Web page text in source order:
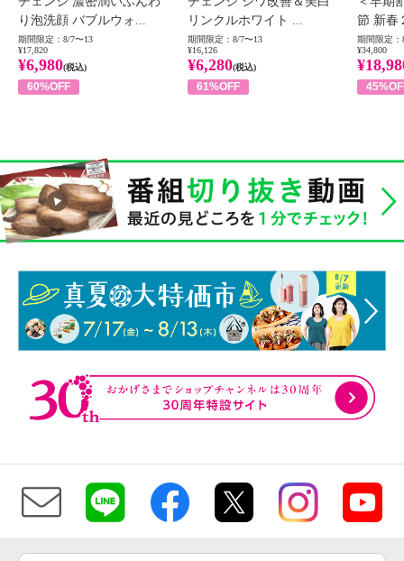
り泡洗顔 バブルウォ...
期間限定：8/7〜13
¥17,820
¥6,980(税込)
60%OFF
リンクルホワイト ...
期間限定：8/7〜13
¥16,126
¥6,280(税込)
61%OFF
節 新春
期間限定：
¥34,800